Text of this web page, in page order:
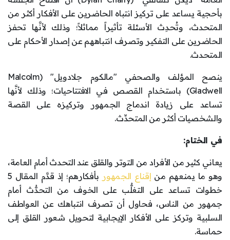
بأحجية يساعد على تركيز انتباه الحاضرين على الأفكار أكثر من
المتحدث، وتُحدِث الأسئلة تأثيراً مماثلاً؛ وذلك لأنَّها تحفز
الحاضرين على التفكير وتصرف انتباههم عن إصدار الأحكام على
المتحدث.
ينصح المؤلف والصحفي "مالكوم جلادويل" (Malcolm
Gladwell) باستخدام القصص في الافتتاحيات؛ وذلك لأنَّها
تساعد على زيادة اندماج الجمهور وتركيزه على القصة
والشخصيات أكثر من المتحدِّث.
في الختام:
يعاني كثير من الأفراد من التوتر والقلق عند التحدث أمام العامة،
وهو ما يمنعهم من إقناع الجمهور
بأفكارهم؛ إذ قدَّم المقال 5
خطوات تساعد على التغلُّب على الخوف من التحدُّث أمام
جمهور من الناس، فحاول أن تصرف انتباهك عن العواطف
السلبية وتركز على الأفكار الإيجابية لتحويل شعور القلق إلى
حماسة.